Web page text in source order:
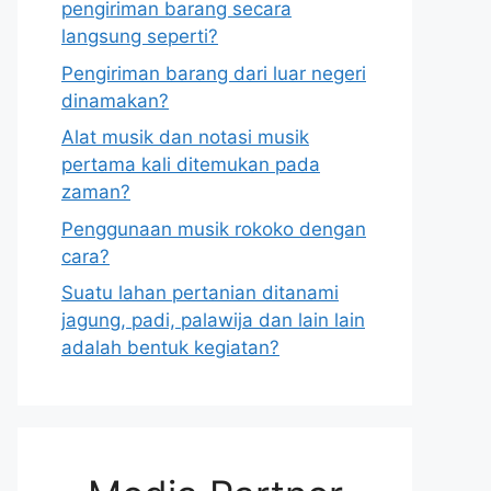
pengiriman barang secara
langsung seperti?
Pengiriman barang dari luar negeri
dinamakan?
Alat musik dan notasi musik
pertama kali ditemukan pada
zaman?
Penggunaan musik rokoko dengan
cara?
Suatu lahan pertanian ditanami
jagung, padi, palawija dan lain lain
adalah bentuk kegiatan?